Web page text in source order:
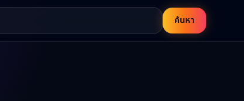
ค้นหา